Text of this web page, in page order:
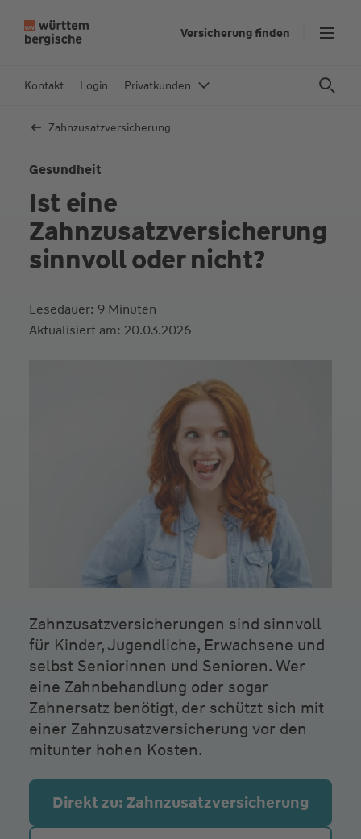
In
Versicherung finden
Kontakt Login Privatkunden
Zahnzusatz­versicherung
Gesundheit
Ist eine
Zahnzusatzversicherung
sinnvoll oder nicht?
Lesedauer: 9 Minuten
Aktualisiert am: 20.03.2026
Zahnzusatzversicherungen sind sinnvoll
für Kinder, Jugendliche, Erwachsene und
selbst Seniorinnen und Senioren. Wer
eine Zahnbehandlung oder sogar
Zahnersatz benötigt, der schützt sich mit
einer Zahnzusatzversicherung vor den
mitunter hohen Kosten.
Direkt zu: Zahnzusatz­versicherung